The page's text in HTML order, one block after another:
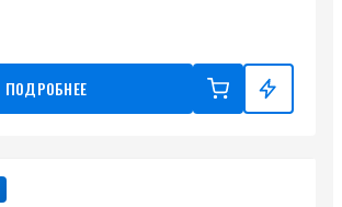
ПОДРОБНЕЕ